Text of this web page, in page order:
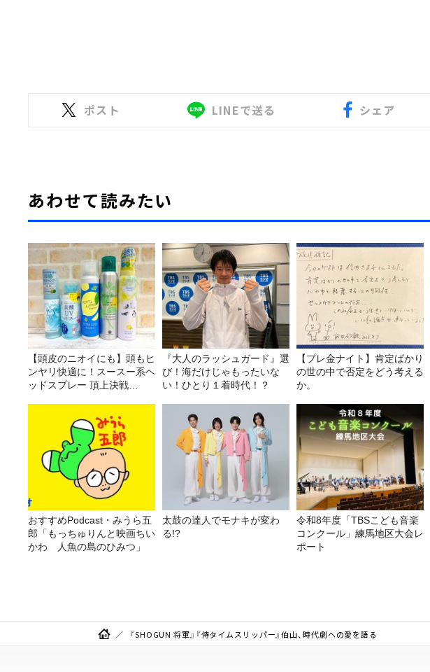
ポスト LINEで送る シェア
あわせて読みたい
【頭皮のニオイにも】頭もヒ
ンヤリ快適に！スースー系ヘ
ッドスプレー 頂上決戦
『大人のラッシュガード』選
び！海だけじゃもったいな
い！ひとり１着時代！？
【プレ金ナイト】肯定ばかり
の世の中で否定をどう考える
か。
おすすめPodcast・みうら五
郎「もっちゅりんと映画ちい
かわ 人魚の島のひみつ」
太鼓の達人でモナキが変わ
る!?
令和8年度「TBSこども音楽
コンクール」練馬地区大会レ
ポート
『SHOGUN 将軍』『侍タイムスリッパー』伯山、時代劇への愛を語る